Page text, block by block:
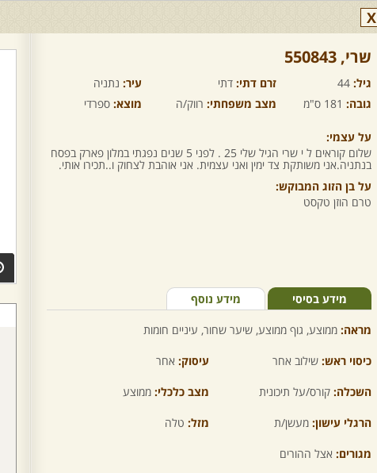
X
שרי,‏ 550843
גיל: 44 זרם דתי: דתי עיר: נתניה
גובה: 181 ס"מ מצב משפחתי: רווק/ה מוצא: ספרדי
על עצמי:
שלום קוראים ל י שרי הגיל שלי 25 . לפני 5 שנים נפגתי במלון פארק בפסח
בנתניה.אני משותקת צד ימין ואני עצמית. אני אוהבת לצחוק ו..תכירו אותי.
על בן הזוג המבוקש:
טרם הוזן טקסט
מידע בסיסי מידע נוסף
מראה: ממוצע, גוף ממוצע, שיער שחור, עיניים חומות
כיסוי ראש: שילוב אחר עיסוק: אחר
השכלה: קורס/על תיכונית מצב כלכלי: ממוצע
הרגלי עישון: מעשן/ת מזל: טלה
מגורים: אצל ההורים